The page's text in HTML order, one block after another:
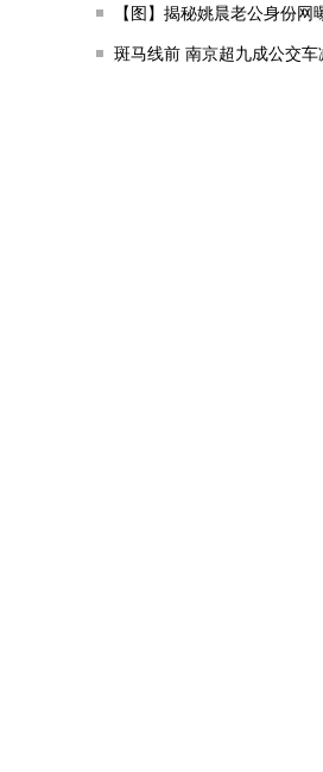
【图】揭秘姚晨老公身份
斑马线前 南京超九成公交车